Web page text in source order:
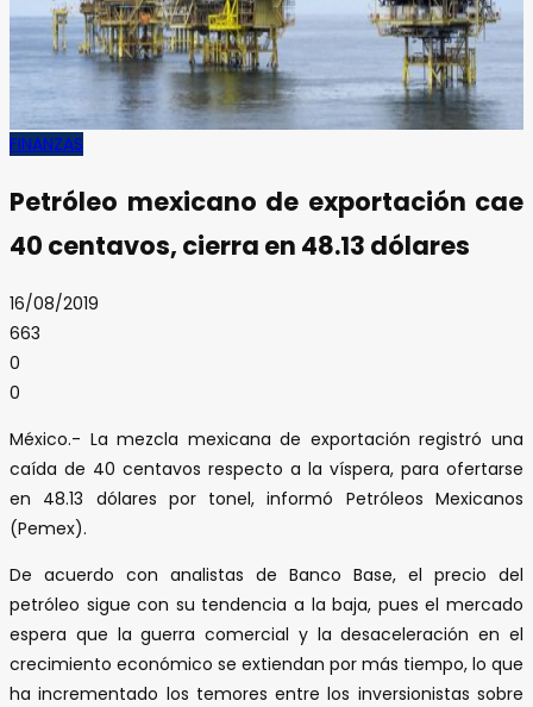
FINANZAS
Petróleo mexicano de exportación cae
40 centavos, cierra en 48.13 dólares
16/08/2019
663
0
0
México.- La mezcla mexicana de exportación registró una
caída de 40 centavos respecto a la víspera, para ofertarse
en 48.13 dólares por tonel, informó Petróleos Mexicanos
(Pemex).
De acuerdo con analistas de Banco Base, el precio del
petróleo sigue con su tendencia a la baja, pues el mercado
espera que la guerra comercial y la desaceleración en el
crecimiento económico se extiendan por más tiempo, lo que
ha incrementado los temores entre los inversionistas sobre